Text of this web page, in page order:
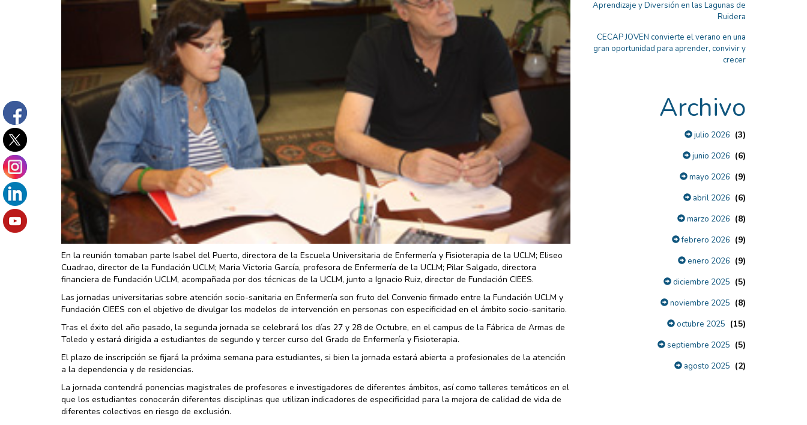
En la reunión tomaban parte Isabel del Puerto, directora de la Escuela Universitaria de Enfermería y Fisioterapia de la UCLM; Eliseo
Cuadrao, director de la Fundación UCLM; Maria Victoria García, profesora de Enfermería de la UCLM; Pilar Salgado, directora
financiera de Fundación UCLM, acompañada por dos técnicas de la UCLM, junto a Ignacio Ruiz, director de Fundación CIEES.
Las jornadas universitarias sobre atención socio-sanitaria en Enfermería son fruto del Convenio firmado entre la Fundación UCLM y
Fundación CIEES con el objetivo de divulgar los modelos de intervención en personas con especificidad en el ámbito socio-sanitario.
Tras el éxito del año pasado, la segunda jornada se celebrará los días 27 y 28 de Octubre, en el campus de la Fábrica de Armas de
Toledo y estará dirigida a estudiantes de segundo y tercer curso del Grado de Enfermería y Fisioterapia.
El plazo de inscripción se fijará la próxima semana para estudiantes, si bien la jornada estará abierta a profesionales de la atención
a la dependencia y de residencias.
La jornada contendrá ponencias magistrales de profesores e investigadores de diferentes ámbitos, así como talleres temáticos en el
que los estudiantes conocerán diferentes disciplinas que utilizan indicadores de especificidad para la mejora de calidad de vida de
diferentes colectivos en riesgo de exclusión.
Aprendizaje y Diversión en las Lagunas de
Ruidera
CECAP JOVEN convierte el verano en una
gran oportunidad para aprender, convivir y
crecer
Archivo
julio 2026 (3)
junio 2026 (6)
mayo 2026 (9)
abril 2026 (6)
marzo 2026 (8)
febrero 2026 (9)
enero 2026 (9)
diciembre 2025 (5)
noviembre 2025 (8)
octubre 2025 (15)
septiembre 2025 (5)
agosto 2025 (2)